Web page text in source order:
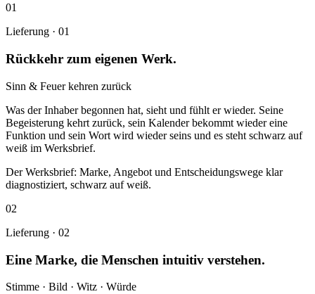
01
Lieferung · 01
Rückkehr zum eigenen Werk.
Sinn & Feuer kehren zurück
Was der Inhaber begonnen hat, sieht und fühlt er wieder. Seine
Begeisterung kehrt zurück, sein Kalender bekommt wieder eine
Funktion und sein Wort wird wieder seins und es steht schwarz auf
weiß im Werksbrief.
Der Werksbrief: Marke, Angebot und Entscheidungswege klar
diagnostiziert, schwarz auf weiß.
02
Lieferung · 02
Eine Marke, die Menschen intuitiv verstehen.
Stimme · Bild · Witz · Würde